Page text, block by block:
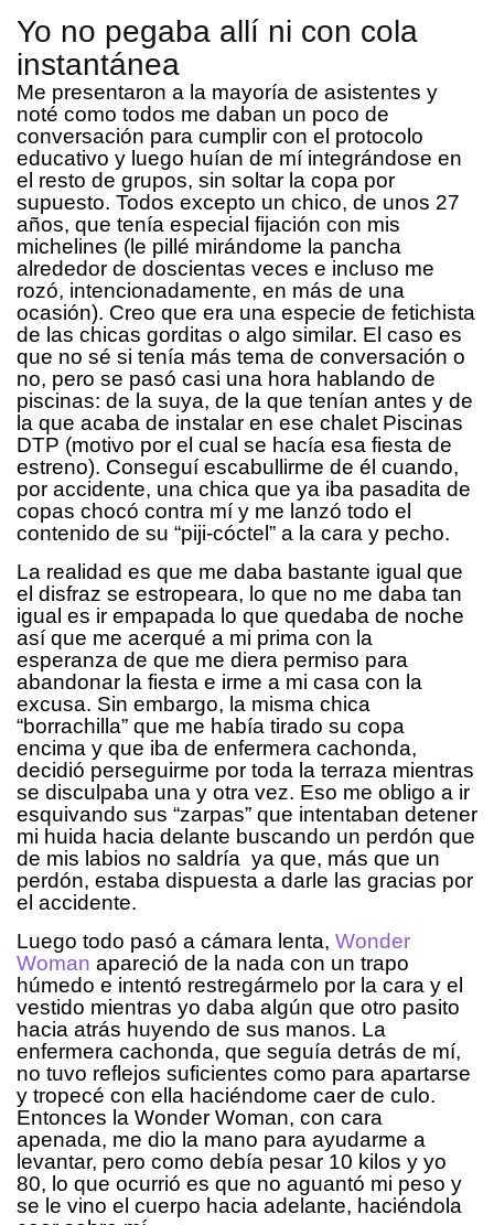
Yo no pegaba allí ni con cola
instantánea
Me presentaron a la mayoría de asistentes y
noté como todos me daban un poco de
conversación para cumplir con el protocolo
educativo y luego huían de mí integrándose en
el resto de grupos, sin soltar la copa por
supuesto. Todos excepto un chico, de unos 27
años, que tenía especial fijación con mis
michelines (le pillé mirándome la pancha
alrededor de doscientas veces e incluso me
rozó, intencionadamente, en más de una
ocasión). Creo que era una especie de fetichista
de las chicas gorditas o algo similar. El caso es
que no sé si tenía más tema de conversación o
no, pero se pasó casi una hora hablando de
piscinas: de la suya, de la que tenían antes y de
la que acaba de instalar en ese chalet Piscinas
DTP (motivo por el cual se hacía esa fiesta de
estreno). Conseguí escabullirme de él cuando,
por accidente, una chica que ya iba pasadita de
copas chocó contra mí y me lanzó todo el
contenido de su “piji-cóctel” a la cara y pecho.
La realidad es que me daba bastante igual que
el disfraz se estropeara, lo que no me daba tan
igual es ir empapada lo que quedaba de noche
así que me acerqué a mi prima con la
esperanza de que me diera permiso para
abandonar la fiesta e irme a mi casa con la
excusa. Sin embargo, la misma chica
“borrachilla” que me había tirado su copa
encima y que iba de enfermera cachonda,
decidió perseguirme por toda la terraza mientras
se disculpaba una y otra vez. Eso me obligo a ir
esquivando sus “zarpas” que intentaban detener
mi huida hacia delante buscando un perdón que
de mis labios no saldría ya que, más que un
perdón, estaba dispuesta a darle las gracias por
el accidente.
Luego todo pasó a cámara lenta, Wonder
Woman apareció de la nada con un trapo
húmedo e intentó restregármelo por la cara y el
vestido mientras yo daba algún que otro pasito
hacia atrás huyendo de sus manos. La
enfermera cachonda, que seguía detrás de mí,
no tuvo reflejos suficientes como para apartarse
y tropecé con ella haciéndome caer de culo.
Entonces la Wonder Woman, con cara
apenada, me dio la mano para ayudarme a
levantar, pero como debía pesar 10 kilos y yo
80, lo que ocurrió es que no aguantó mi peso y
se le vino el cuerpo hacia adelante, haciéndola